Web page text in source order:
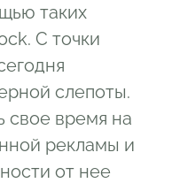
таких
С точки
слепоты.
свое время на
рекламы и
от нее